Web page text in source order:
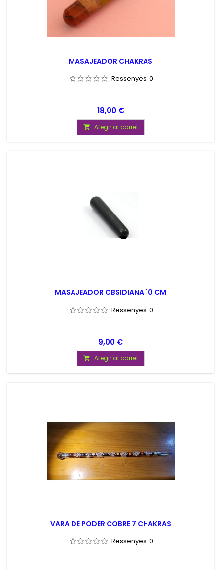
MASAJEADOR CHAKRAS
Ressenyes: 0
Preu
18,00 €
 Afegir al carret
MASAJEADOR OBSIDIANA 10 CM
Ressenyes: 0
Preu
9,00 €
 Afegir al carret
VARA DE PODER COBRE 7 CHAKRAS
Ressenyes: 0